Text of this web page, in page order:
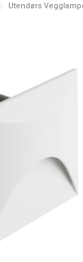
Utendørs